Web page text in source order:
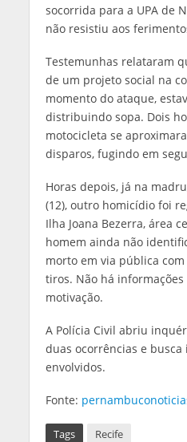
socorrida para a UPA de
não resistiu aos
Testemunhas relataram
de um projeto social na
momento do ataque,
distribuindo sopa. Dois
motocicleta se
disparos, fugindo em
Horas depois, já na
(12), outro homicídio foi
Ilha Joana Bezerra, área
homem ainda não
morto em via pública
tiros. Não há
motivação.
A Polícia Civil abriu
duas ocorrências e
envolvidos.
Fonte:
Tags Recife